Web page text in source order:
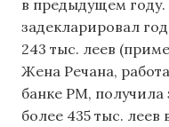
в предыдущем
задекларировал
243 тыс. леев
Жена Речана,
банке РМ, получила
более 435 тыс. леев